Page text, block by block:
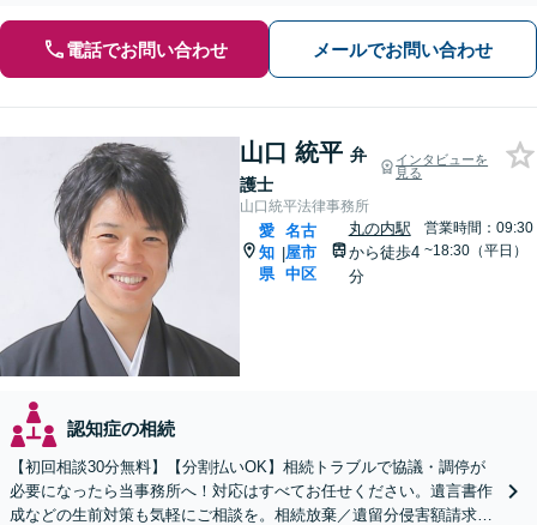
電話でお問い合わせ メールでお問い合わせ
山口 統平 弁
護士
インタビューを
見る
山口統平法律事務所
愛
知
県
|
名古
屋市
中区
丸の内駅
から徒歩4
分
営業時間：09:30
~18:30（平日）
認知症の相続
【初回相談30分無料】【分割払いOK】相続トラブルで協議・調停が
必要になったら当事務所へ！対応はすべてお任せください。遺言書作
成などの生前対策も気軽にご相談を。相続放棄／遺留分侵害額請求求